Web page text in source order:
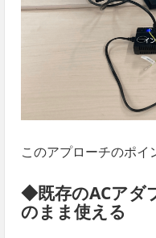
このアプローチのポイ
◆既存のACアダ
のまま使える